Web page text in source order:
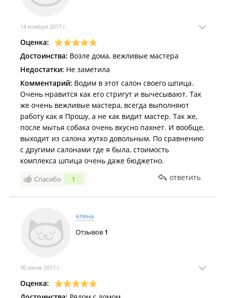
14 ноября 2017 г.
Оценка:
Достоинства: Возле дома, вежливые мастера
Недостатки: Не заметила
Комментарий: Водим в этот салон своего шпица.
Очень нравится как его стригут и вычесывают. Так
же очень вежливые мастера, всегда выполняют
работу как я Прошу, а не как видит мастер. Так же,
после мытья собака очень вкусно пахнет. И вообще,
выходит из салона жутко довольным. По сравнению
с другими салонами где я была, стоимость
комплекса шпица очень даже бюджетно.
Спасибо 1 ответить
елена
Отзывов 1
30 июля 2017 г.
Оценка: